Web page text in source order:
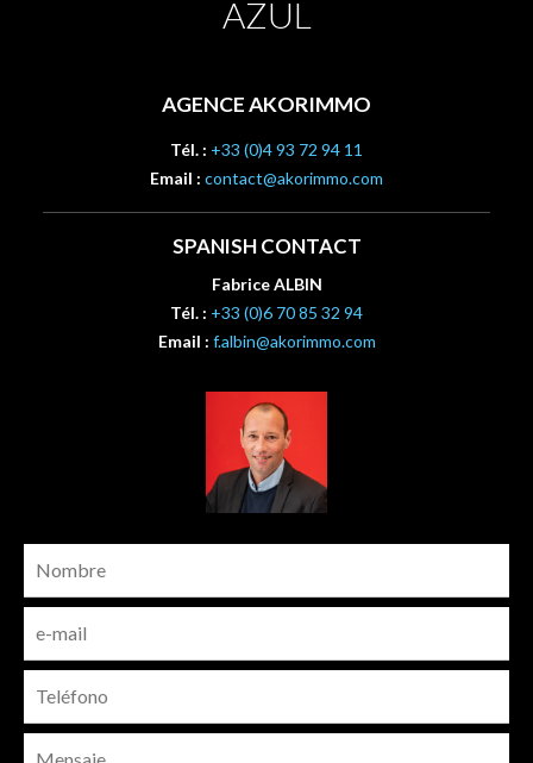
AZUL
AGENCE AKORIMMO
Tél. : +33 (0)4 93 72 94 11
Email : contact@akorimmo.com
SPANISH CONTACT
Fabrice ALBIN
Tél. : +33 (0)6 70 85 32 94
Email : f.albin@akorimmo.com